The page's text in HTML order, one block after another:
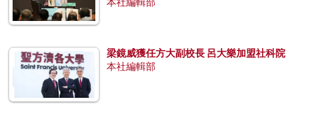
梁鏡威獲任方大副校長 呂大樂加盟社科院
本社編輯部